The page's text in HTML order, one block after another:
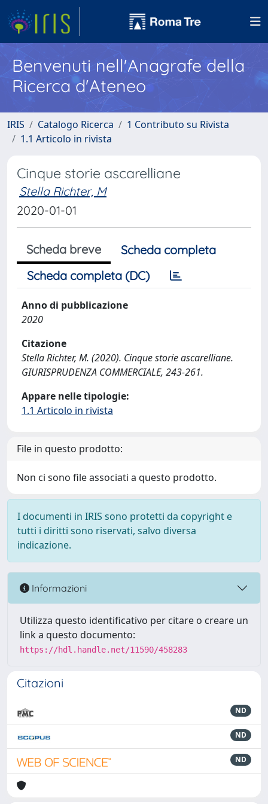
Benvenuti nell'Anagrafe della
Ricerca d'Ateneo
IRIS Catalogo Ricerca
1 Contributo su Rivista
1.1 Articolo in rivista
Cinque storie ascarelliane
Stella Richter, M
2020-01-01
Scheda breve
Scheda completa
Scheda completa (DC)
Anno di pubblicazione
2020
Citazione
Stella Richter, M. (2020). Cinque storie ascarelliane.
GIURISPRUDENZA COMMERCIALE, 243-261.
Appare nelle tipologie:
1.1 Articolo in rivista
File in questo prodotto:
Non ci sono file associati a questo prodotto.
I documenti in IRIS sono protetti da copyright e
tutti i diritti sono riservati, salvo diversa
indicazione.
Informazioni
Utilizza questo identificativo per citare o creare un
link a questo documento:
https://hdl.handle.net/11590/458283
Citazioni
ND
ND
ND